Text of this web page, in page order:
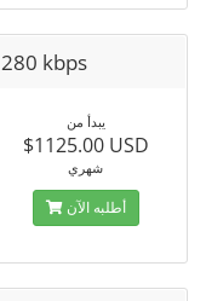
kbps
يبدأ من
$1125.00 USD
شهري
أطلبه الآن